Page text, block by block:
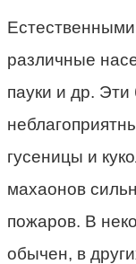
различные
пауки и др. Эти
гусеницы и
махаонов
пожаров. В
обычен, в